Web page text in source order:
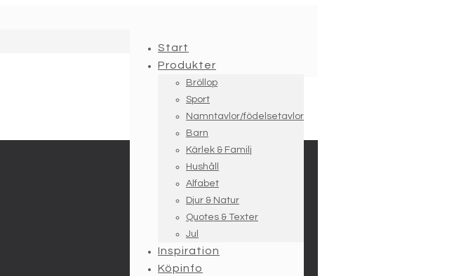
Start
Produkter
Bröllop
Sport
Namntavlor/födelsetavlor
Barn
Kärlek & Familj
Hushåll
Alfabet
Djur & Natur
Quotes & Texter
Jul
Inspiration
Köpinfo